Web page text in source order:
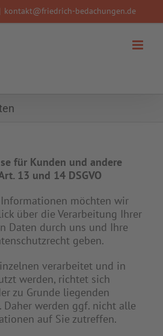
kontakt@friedrich-bedachungen.de
für Kunden und andere
13 und 14 DSGVO
möchten wir
über die Verarbeitung Ihrer
Daten durch uns und Ihre
geben.
verarbeitet und in
werden, richtet sich
zu Grunde liegenden
Daher werden ggf. nicht alle
auf Sie zutreffen.